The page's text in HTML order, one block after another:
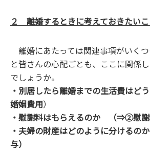
２ 離婚するときに考えておきたいこ
離婚にあたっては関連事項がいく
と皆さんの心配ごとも、ここに関係
でしょうか。
・別居したら離婚までの生活費は
婚姻費用）
・慰謝料はもらえるのか （⇒②慰謝
・夫婦の財産はどのように分ける
与）